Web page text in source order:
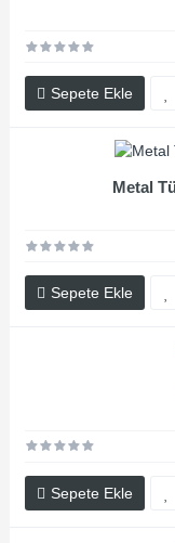
Sepete Ekle
Metal
Sepete Ekle
Sepete Ekle